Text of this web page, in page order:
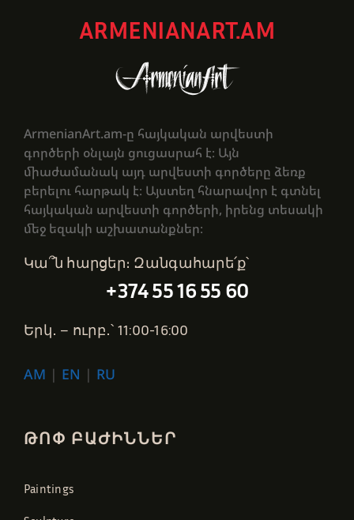
ARMENIANART.AM
ArmenianArt.am-ը հայկական արվեստի
գործերի օնլայն ցուցասրահ է։ Այն
միաժամանակ այդ արվեստի գործերը ձեռք
բերելու հարթակ է։ Այստեղ հնարավոր է գտնել
հայկական արվեստի գործերի, իրենց տեսակի
մեջ եզակի աշխատանքներ։
Կա՞ն հարցեր։ Զանգահարե՛ք՝
+374 55 16 55 60
Երկ․ – ուրբ․՝ 11:00-16:00
AM | EN | RU
ԹՈՓ ԲԱԺԻՆՆԵՐ
Paintings